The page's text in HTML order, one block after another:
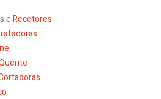
e Recetores
Tico